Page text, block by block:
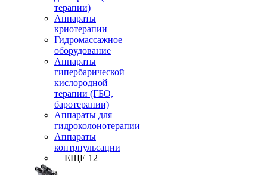
терапии)
Аппараты
криотерапии
Гидромассажное
оборудование
Аппараты
гипербарической
кислородной
терапии (ГБО,
баротерапии)
Аппараты для
гидроколонотерапии
Аппараты
контрпульсации
+ ЕЩЕ 12